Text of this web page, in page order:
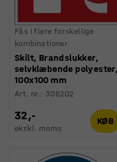
Fås i flere forskellige
kombinationer
Skilt, Brandslukker,
selvklæbende polyester,
100x100 mm
Art. nr.: 306202
32,-
ekskl. moms
KØB